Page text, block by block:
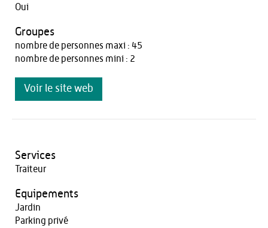
Oui
Groupes
nombre de personnes maxi : 45
nombre de personnes mini : 2
Voir le site web
Services
Traiteur
Equipements
Jardin
Parking privé